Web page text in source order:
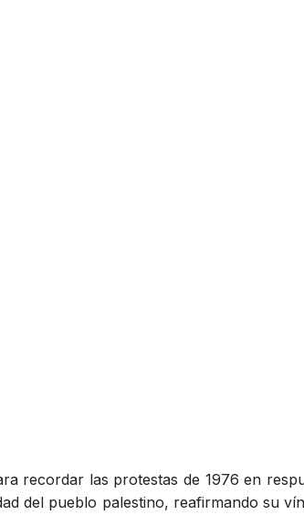
recordar las protestas de 1976 en
del pueblo palestino, reafirmando su